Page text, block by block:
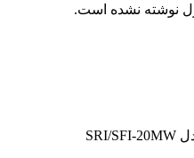
نوشته نشده است.